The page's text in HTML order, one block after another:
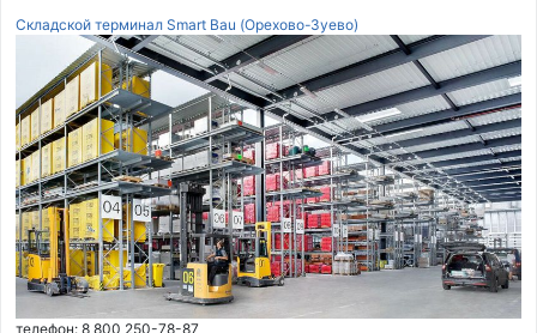
Складской терминал Smart Bau (Орехово-Зуево)
телефон: 8 800 250-78-87